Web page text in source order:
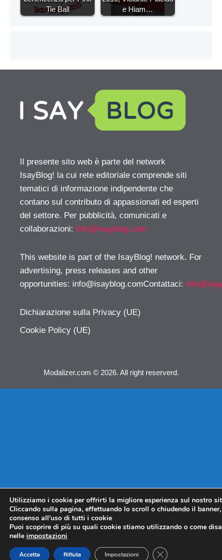
Tie Ball
e Hiam…
Il presente sito web è parte del network
IsayBlog! la cui rete editoriale comprende siti
tematici di informazione indipendente che
contano sul contributo di appassionati ed esperti
del settore. Per pubblicità, comunicati e
collaborazioni: info@isayblog.com
This website is part of the IsayBlog! network. For
advertising, press releases and other
opportunities: info@isayblog.comContattaci:
Dichiarazione sulla Privacy (UE)
Cookie Policy (UE)
Modalizer.com © 2026. All right reserverd.
Utilizziamo i cookie per offrirti la migliore esperienza sul nostro
Cliccando sulla pagina, effettuando lo scroll o chiudendo il
consenso all’uso di tutti i cookie
Puoi scoprire di più su quali cookie stiamo utilizzando o come
nelle impostazioni
Accetta Rifiuta Impostazioni CLOSE GDPR